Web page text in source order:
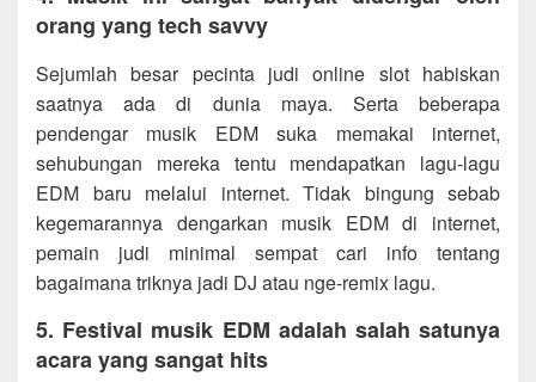
orang yang tech savvy
Sejumlah besar pecinta judi online slot habiskan
saatnya ada di dunia maya. Serta beberapa
pendengar musik EDM suka memakai internet,
sehubungan mereka tentu mendapatkan lagu-lagu
EDM baru melalui internet. Tidak bingung sebab
kegemarannya dengarkan musik EDM di internet,
pemain judi minimal sempat cari info tentang
bagaimana triknya jadi DJ atau nge-remix lagu.
5. Festival musik EDM adalah salah satunya
acara yang sangat hits